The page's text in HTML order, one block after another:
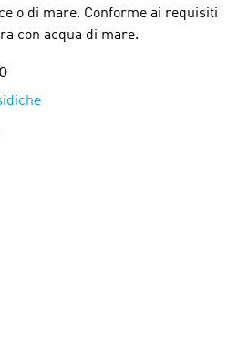
o di mare. Conforme ai requisiti
con acqua di mare.